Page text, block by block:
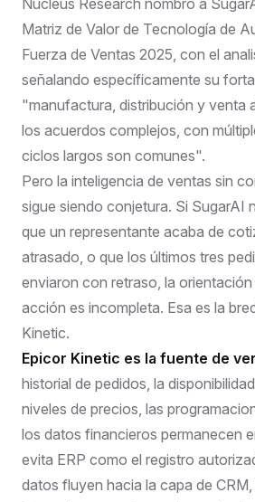
Matriz de Valor de Tecnología de
Fuerza de Ventas 2025, con el
señalando específicamente su
"manufactura, distribución y venta
los acuerdos complejos, con
ciclos largos son comunes".
Pero la inteligencia de ventas sin
sigue siendo conjetura. Si SugarAI
que un representante acaba de
atrasado, o que los últimos tres
enviaron con retraso, la
acción es incompleta. Esa es la
Kinetic.
Epicor Kinetic es la fuente de
historial de pedidos, la
niveles de precios, las
los datos financieros permanecen
evita ERP como el registro
datos fluyen hacia la capa de